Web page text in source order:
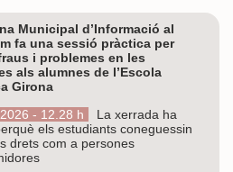
Municipal d’Informació al
fa una sessió pràctica per
i problemes en les
als alumnes de l’Escola
Girona
- 12.28 h
La xerrada ha
els estudiants coneguessin
drets com a persones